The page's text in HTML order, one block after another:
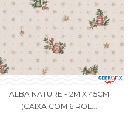
ALBA NATURE - 2M X 45CM
(CAIXA COM 6 ROL...